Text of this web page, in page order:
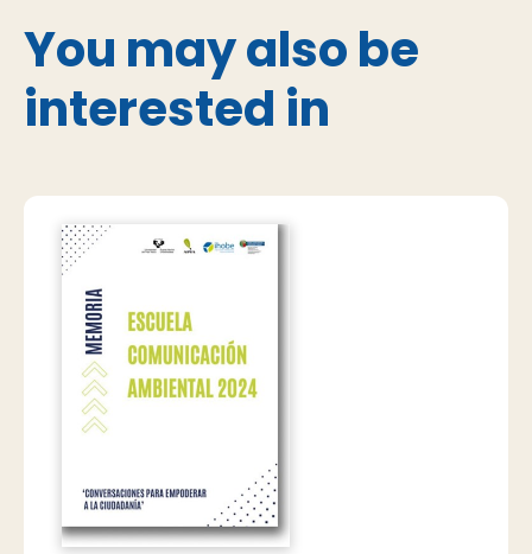
You may also be
interested in